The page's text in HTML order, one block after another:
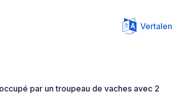
Vertalen
par un troupeau de vaches avec 2